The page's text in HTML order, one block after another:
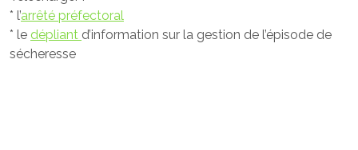
* l’arrêté préfectoral
* le dépliant d’information sur la gestion de l’épisode de
sécheresse